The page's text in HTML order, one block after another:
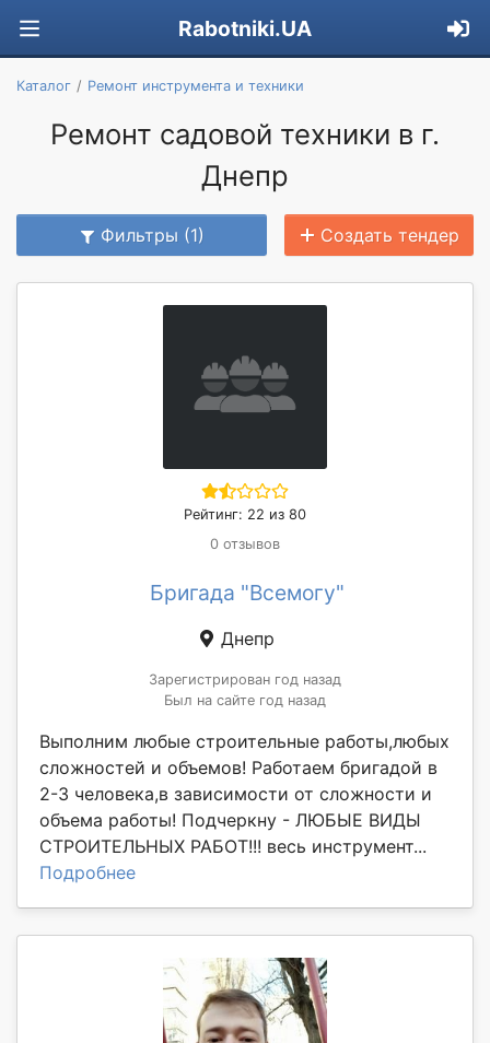
Rabotniki.UA
Каталог Ремонт инструмента и техники
Ремонт садовой техники в г.
Днепр
Фильтры (1) Создать тендер
Рейтинг: 22 из 80
0 отзывов
Бригада "Всемогу"
Днепр
Зарегистрирован год назад
Был на сайте год назад
Выполним любые строительные работы,любых
сложностей и объемов! Работаем бригадой в
2-3 человека,в зависимости от сложности и
объема работы! Подчеркну - ЛЮБЫЕ ВИДЫ
СТРОИТЕЛЬНЫХ РАБОТ!!! весь инструмент...
Подробнее